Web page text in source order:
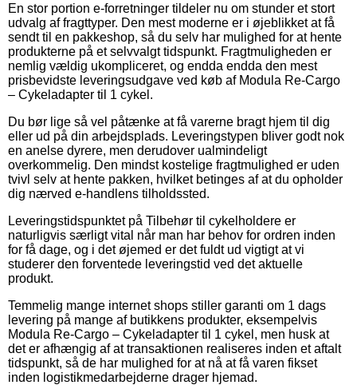
En stor portion e-forretninger tildeler nu om stunder et stort
udvalg af fragttyper. Den mest moderne er i øjeblikket at få
sendt til en pakkeshop, så du selv har mulighed for at hente
produkterne på et selvvalgt tidspunkt. Fragtmuligheden er
nemlig vældig ukompliceret, og endda endda den mest
prisbevidste leveringsudgave ved køb af Modula Re-Cargo
– Cykeladapter til 1 cykel.
Du bør lige så vel påtænke at få varerne bragt hjem til dig
eller ud på din arbejdsplads. Leveringstypen bliver godt nok
en anelse dyrere, men derudover ualmindeligt
overkommelig. Den mindst kostelige fragtmulighed er uden
tvivl selv at hente pakken, hvilket betinges af at du opholder
dig nærved e-handlens tilholdssted.
Leveringstidspunktet på Tilbehør til cykelholdere er
naturligvis særligt vital når man har behov for ordren inden
for få dage, og i det øjemed er det fuldt ud vigtigt at vi
studerer den forventede leveringstid ved det aktuelle
produkt.
Temmelig mange internet shops stiller garanti om 1 dags
levering på mange af butikkens produkter, eksempelvis
Modula Re-Cargo – Cykeladapter til 1 cykel, men husk at
det er afhængig af at transaktionen realiseres inden et aftalt
tidspunkt, så de har mulighed for at nå at få varen fikset
inden logistikmedarbejderne drager hjemad.